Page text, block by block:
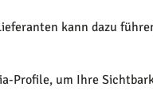
kann dazu
Profile, um Ihre